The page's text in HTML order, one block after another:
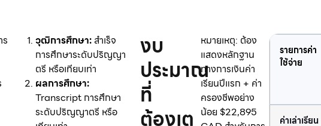
ร วุฒิการศึกษา: สำเร็จ
การศึกษาระดับปริญญา
ตรี หรือเทียบเท่า
ผลการศึกษา:
Transcript การศึกษา
ระดับปริญญาตรี หรือ
งบ
ประมาณ
ที่
ต้องเต
หมายเหตุ: ต้อง
แสดงหลักฐาน
ทางการเงินค่า
เรียนปีแรก + ค่า
ครองชีพอย่าง
น้อย $22,895
รายการค่า
ใช้จ่าย
ค่าเล่าเรียน